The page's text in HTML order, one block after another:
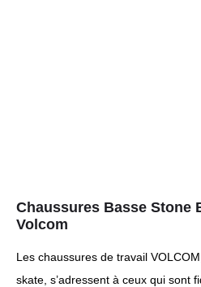
Chaussures Basse Stone
Volcom
Les chaussures de travail
skate, s’adressent à ceux qui sont